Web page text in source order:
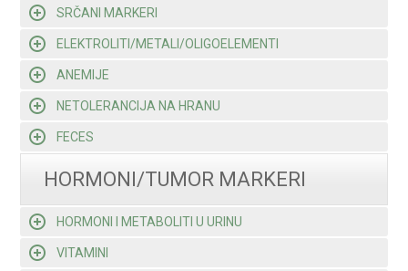
SRČANI MARKERI
ELEKTROLITI/METALI/OLIGOELEMENTI
ANEMIJE
NETOLERANCIJA NA HRANU
FECES
HORMONI/TUMOR MARKERI
HORMONI I METABOLITI U URINU
VITAMINI